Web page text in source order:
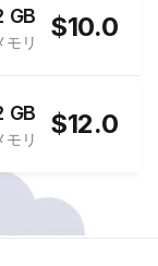
GB
モリ $10.0
GB
モリ $12.0